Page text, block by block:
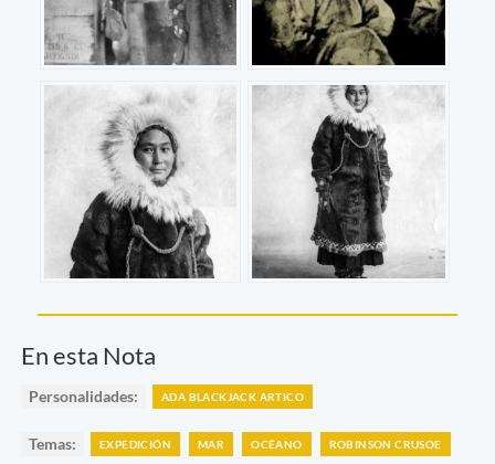
En esta Nota
Personalidades: ADA BLACKJACK ARTICO
Temas: EXPEDICIÓN MAR OCÉANO ROBINSON CRUSOE